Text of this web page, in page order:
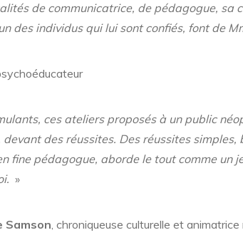
de communicatrice, de pédagogue,
des individus qui lui sont confiés, font de
ces ateliers proposés à un public
devant des réussites. Des réussites
fine pédagogue, aborde le tout comme un
»
Samson, chroniqueuse culturelle et animatrice